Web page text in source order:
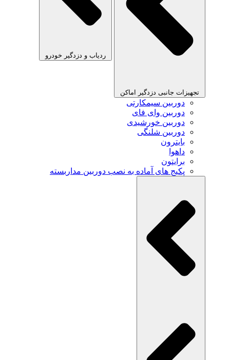
تجهیزات جانبی دزدگیر اماکن
ردیاب و دزدگیر خودرو
دوربین سیمکارتی
دوربین وای فای
دوربین خورشیدی
دوربین شلنگی
بایترون
داهوا
برایتون
پکیج های آماده به نصب دوربین مداربسته